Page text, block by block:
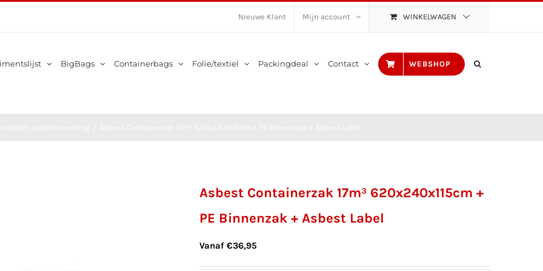
Nieuwe Klant Mijn account WINKELWAGEN
BigBags Containerbags Folie/textiel Packingdeal Contact WEBSHOP
Asbest Containerzak 17m³ 620x240x115cm +
PE Binnenzak + Asbest Label
Vanaf €36,95